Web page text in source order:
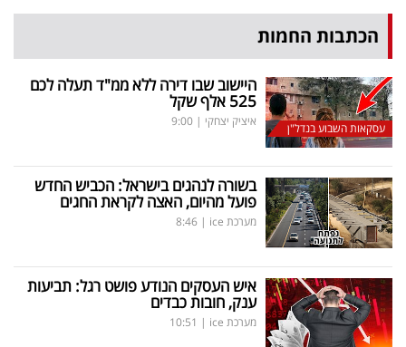
הכתבות החמות
עסקאות השבוע בנדל"ן
היישוב שבו דירה ללא ממ"ד תעלה לכם
525 אלף שקל
איציק יצחקי |
9:00
בשורה לנהגים בישראל: הכביש החדש
פועל מהיום, האצה לקראת החגים
מערכת ice |
8:46
איש העסקים הנודע פושט רגל: תביעות
ענק, חובות כבדים
מערכת ice |
10:51